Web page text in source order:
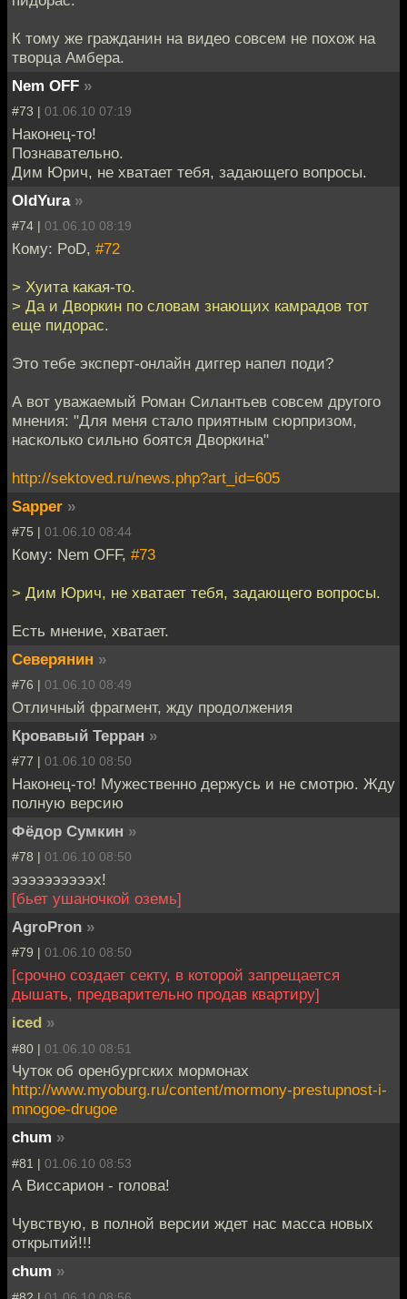
К тому же гражданин на видео совсем не похож на
творца Амбера.
Nem OFF »
#73 | 01.06.10 07:19
Наконец-то!
Познавательно.
Дим Юрич, не хватает тебя, задающего вопросы.
OldYura »
#74 | 01.06.10 08:19
Кому: PoD, #72
> Хуита какая-то.
> Да и Дворкин по словам знающих камрадов тот
еще пидорас.
Это тебе эксперт-онлайн диггер напел поди?
А вот уважаемый Роман Силантьев совсем другого
мнения: "Для меня стало приятным сюрпризом,
насколько сильно боятся Дворкина"
http://sektoved.ru/news.php?art_id=605
Sapper »
#75 | 01.06.10 08:44
Кому: Nem OFF, #73
> Дим Юрич, не хватает тебя, задающего вопросы.
Есть мнение, хватает.
Северянин »
#76 | 01.06.10 08:49
Отличный фрагмент, жду продолжения
Кровавый Терран »
#77 | 01.06.10 08:50
Наконец-то! Мужественно держусь и не смотрю. Жду
полную версию
Фёдор Сумкин »
#78 | 01.06.10 08:50
ээээээээээх!
[бьет ушаночкой оземь]
AgroPron »
#79 | 01.06.10 08:50
[срочно создает секту, в которой запрещается
дышать, предварительно продав квартиру]
iced »
#80 | 01.06.10 08:51
Чуток об оренбургских мормонах
http://www.myoburg.ru/content/mormony-prestupnost-i-
mnogoe-drugoe
chum »
#81 | 01.06.10 08:53
А Виссарион - голова!
Чувствую, в полной версии ждет нас масса новых
открытий!!!
chum »